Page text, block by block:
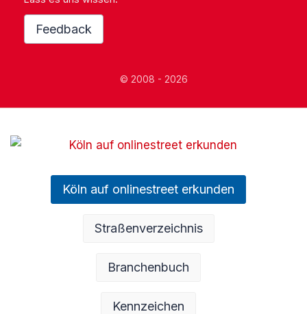
Feedback
© 2008 - 2026
Köln auf onlinestreet erkunden
Straßenverzeichnis
Branchenbuch
Kennzeichen